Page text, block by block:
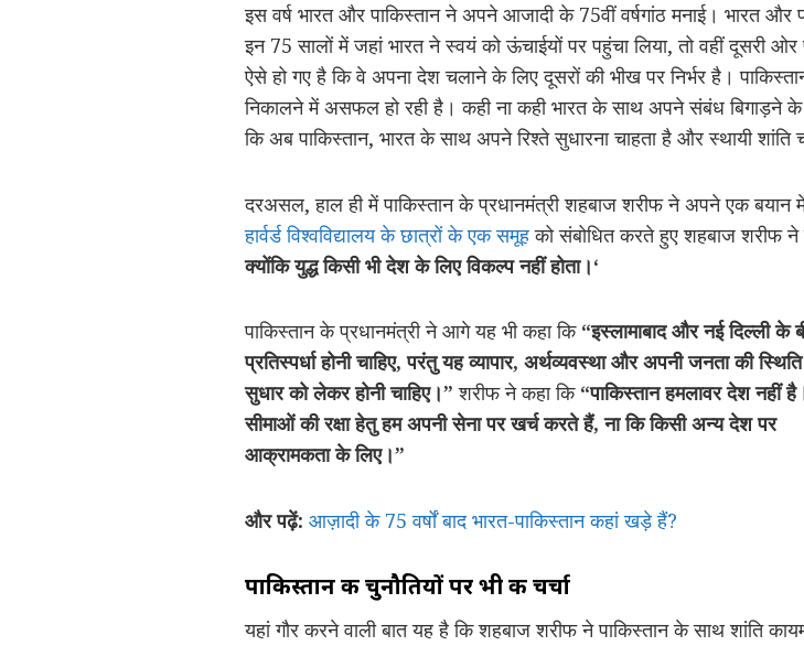
इस वर्ष भारत और पाकिस्तान ने अपने आजादी के 75वीं वर्षगांठ मनाई। भारत
इन 75 सालों में जहां भारत ने स्वयं को ऊंचाईयों पर पहुंचा लिया, तो वहीं दूसरी
ऐसे हो गए है कि वे अपना देश चलाने के लिए दूसरों की भीख पर निर्भर है।
निकालने में असफल हो रही है। कही ना कही भारत के साथ अपने संबंध बिगाड़ने के
कि अब पाकिस्तान, भारत के साथ अपने रिश्ते सुधारना चाहता है और स्थायी शांति
दरअसल, हाल ही में पाकिस्तान के प्रधानमंत्री शहबाज शरीफ ने अपने एक बयान
हार्वर्ड विश्वविद्यालय के छात्रों के एक समूहको संबोधित करते हुए शहबाज शरीफ ने
क्योंकि युद्ध किसी भी देश के लिए विकल्प नहीं होता।‘
पाकिस्तान के प्रधानमंत्री ने आगे यह भी कहा कि “इस्लामाबाद और नई दिल्ली के
प्रतिस्पर्धा होनी चाहिए, परंतु यह व्यापार, अर्थव्यवस्था और अपनी जनता की
सुधार को लेकर होनी चाहिए।” शरीफ ने कहा कि “पाकिस्तान हमलावर देश नहीं
सीमाओं की रक्षा हेतु हम अपनी सेना पर खर्च करते हैं, ना कि किसी अन्य देश पर
आक्रामकता के लिए।”
और पढ़ें: आज़ादी के 75 वर्षों बाद भारत-पाकिस्तान कहां खड़े हैं?
पाकिस्तान की चुनौतियों पर भी की चर्चा
यहां गौर करने वाली बात यह है कि शहबाज शरीफ ने पाकिस्तान के साथ शांति